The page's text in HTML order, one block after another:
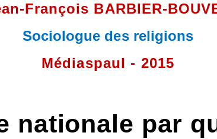
François BARBIER-
Sociologue des religions
Médiaspaul - 2015
nationale par